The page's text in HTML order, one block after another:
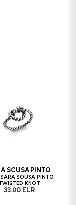
SOUSA PINTO
SOUSA PINTO
KNOT
33.00 EUR